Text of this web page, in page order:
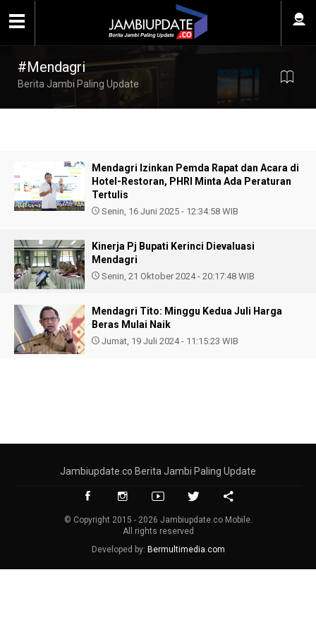
#Mendagri
Berita Jambi Paling Update
Mendagri Izinkan Pemda Rapat dan Acara di
Hotel-Restoran, PHRI Minta Ada Peraturan
Tertulis
Senin, 16 Juni 2025 - 12:34:58 WIB
Kinerja Pj Bupati Kerinci Dievaluasi
Mendagri
Senin, 21 Oktober 2024 - 20:17:48 WIB
Mendagri Tito: Minggu Kedua Juli Harga
Beras Mulai Naik
Jumat, 19 Juli 2024 - 11:15:23 WIB
Jambiupdate.co Berita Jambi Paling Update
© Copyright 2015 - 2026 Jambiupdate.co Mobile.
All rights reserved
Developed by: Bermultimedia.com